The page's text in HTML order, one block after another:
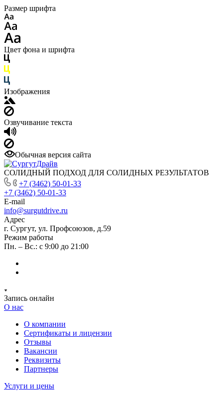
Размер шрифта
Цвет фона и шрифта
Изображения
Озвучивание текста
Обычная версия сайта
СОЛИДНЫЙ ПОДХОД ДЛЯ СОЛИДНЫХ РЕЗУЛЬТАТОВ
+7 (3462) 50-01-33
+7 (3462) 50-01-33
E-mail
info@surgutdrive.ru
Адрес
г. Сургут, ул. Профсоюзов, д.59
Режим работы
Пн. – Вс.: с 9:00 до 21:00
Запись онлайн
О нас
О компании
Сертификаты и лицензии
Отзывы
Вакансии
Реквизиты
Партнеры
Услуги и цены